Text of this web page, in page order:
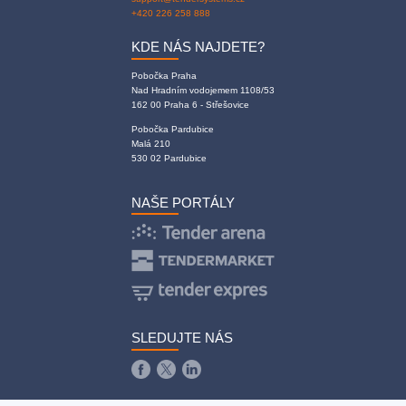
+420 226 258 888
KDE NÁS NAJDETE?
Pobočka Praha
Nad Hradním vodojemem 1108/53
162 00 Praha 6 - Střešovice
Pobočka Pardubice
Malá 210
530 02 Pardubice
NAŠE PORTÁLY
SLEDUJTE NÁS